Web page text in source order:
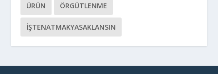
ÜRÜN ÖRGÜTLENME
İŞTENATMAKYASAKLANSIN